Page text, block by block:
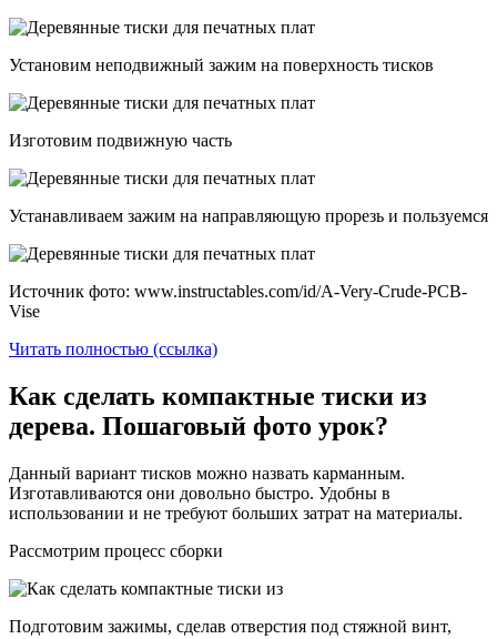
Установим неподвижный зажим на поверхность тисков
Изготовим подвижную часть
Устанавливаем зажим на направляющую прорезь и пользуемся
Источник фото: www.instructables.com/id/A-Very-Crude-PCB-
Vise
Читать полностью (ссылка)
Как сделать компактные тиски из
дерева. Пошаговый фото урок?
Данный вариант тисков можно назвать карманным.
Изготавливаются они довольно быстро. Удобны в
использовании и не требуют больших затрат на материалы.
Рассмотрим процесс сборки
Подготовим зажимы, сделав отверстия под стяжной винт,